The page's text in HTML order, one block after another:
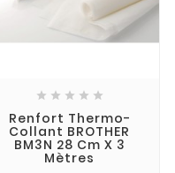
    
Renfort Thermo-
Collant BROTHER
BM3N 28 Cm X 3
Mètres